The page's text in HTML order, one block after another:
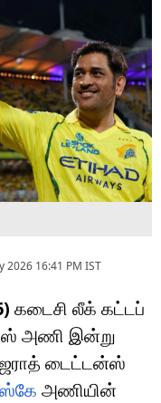
2026 16:41 PM IST
கடைசி லீக் கட்டப்
அணி இன்று
டைட்டன்ஸ்
அணியின்